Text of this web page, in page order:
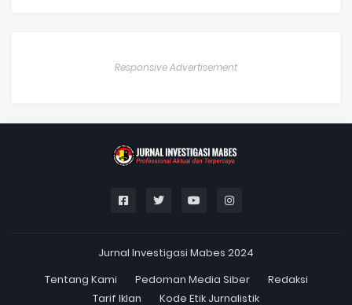
Responsive Advertisement
Jurnal Investigasi Mabes 2024
Tentang Kami
Pedoman Media Siber
Redaksi
Tarif Iklan
Kode Etik Jurnalistik